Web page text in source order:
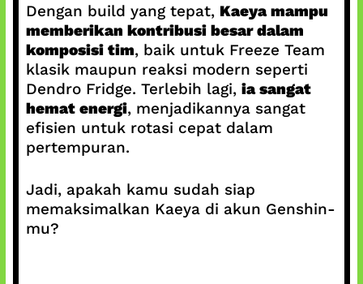
Dengan build yang tepat, Kaeya mampu
memberikan kontribusi besar dalam
komposisi tim, baik untuk Freeze Team
klasik maupun reaksi modern seperti
Dendro Fridge. Terlebih lagi, ia sangat
hemat energi, menjadikannya sangat
efisien untuk rotasi cepat dalam
pertempuran.
Jadi, apakah kamu sudah siap
memaksimalkan Kaeya di akun Genshin-
mu?